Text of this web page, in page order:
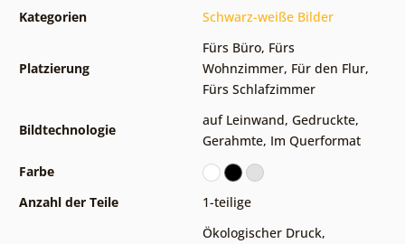
Kategorien Schwarz-weiße Bilder
Platzierung
Fürs Büro, Fürs
Wohnzimmer, Für den Flur,
Fürs Schlafzimmer
Bildtechnologie
auf Leinwand, Gedruckte,
Gerahmte, Im Querformat
Farbe
Anzahl der Teile
1-teilige
Ökologischer Druck,